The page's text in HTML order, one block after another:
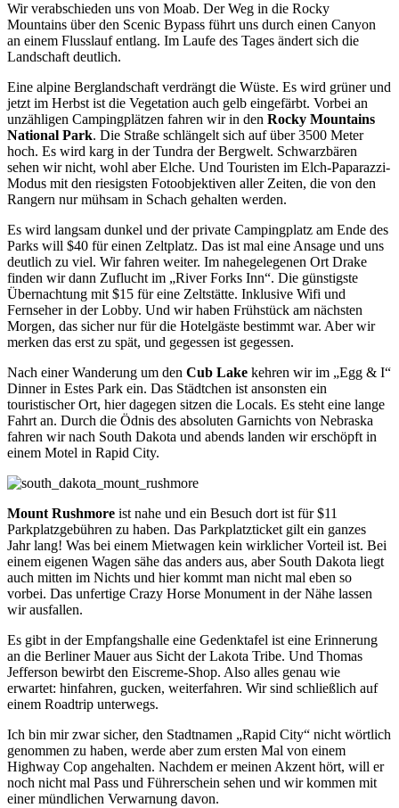
Wir verabschieden uns von Moab. Der Weg in die Rocky
Mountains über den Scenic Bypass führt uns durch einen Canyon
an einem Flusslauf entlang. Im Laufe des Tages ändert sich die
Landschaft deutlich.
Eine alpine Berglandschaft verdrängt die Wüste. Es wird grüner und
jetzt im Herbst ist die Vegetation auch gelb eingefärbt. Vorbei an
unzähligen Campingplätzen fahren wir in den Rocky Mountains
National Park. Die Straße schlängelt sich auf über 3500 Meter
hoch. Es wird karg in der Tundra der Bergwelt. Schwarzbären
sehen wir nicht, wohl aber Elche. Und Touristen im Elch-Paparazzi-
Modus mit den riesigsten Fotoobjektiven aller Zeiten, die von den
Rangern nur mühsam in Schach gehalten werden.
Es wird langsam dunkel und der private Campingplatz am Ende des
Parks will $40 für einen Zeltplatz. Das ist mal eine Ansage und uns
deutlich zu viel. Wir fahren weiter. Im nahegelegenen Ort Drake
finden wir dann Zuflucht im „River Forks Inn“. Die günstigste
Übernachtung mit $15 für eine Zeltstätte. Inklusive Wifi und
Fernseher in der Lobby. Und wir haben Frühstück am nächsten
Morgen, das sicher nur für die Hotelgäste bestimmt war. Aber wir
merken das erst zu spät, und gegessen ist gegessen.
Nach einer Wanderung um den Cub Lake kehren wir im „Egg & I“
Dinner in Estes Park ein. Das Städtchen ist ansonsten ein
touristischer Ort, hier dagegen sitzen die Locals. Es steht eine lange
Fahrt an. Durch die Ödnis des absoluten Garnichts von Nebraska
fahren wir nach South Dakota und abends landen wir erschöpft in
einem Motel in Rapid City.
Mount Rushmore ist nahe und ein Besuch dort ist für $11
Parkplatzgebühren zu haben. Das Parkplatzticket gilt ein ganzes
Jahr lang! Was bei einem Mietwagen kein wirklicher Vorteil ist. Bei
einem eigenen Wagen sähe das anders aus, aber South Dakota liegt
auch mitten im Nichts und hier kommt man nicht mal eben so
vorbei. Das unfertige Crazy Horse Monument in der Nähe lassen
wir ausfallen.
Es gibt in der Empfangshalle eine Gedenktafel ist eine Erinnerung
an die Berliner Mauer aus Sicht der Lakota Tribe. Und Thomas
Jefferson bewirbt den Eiscreme-Shop. Also alles genau wie
erwartet: hinfahren, gucken, weiterfahren. Wir sind schließlich auf
einem Roadtrip unterwegs.
Ich bin mir zwar sicher, den Stadtnamen „Rapid City“ nicht wörtlich
genommen zu haben, werde aber zum ersten Mal von einem
Highway Cop angehalten. Nachdem er meinen Akzent hört, will er
noch nicht mal Pass und Führerschein sehen und wir kommen mit
einer mündlichen Verwarnung davon.